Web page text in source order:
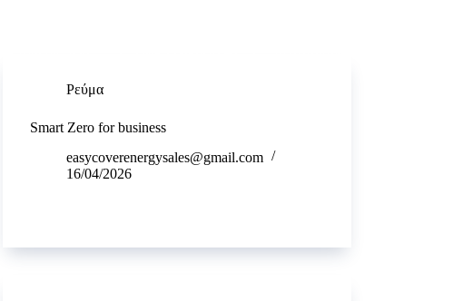
Ρεύμα
Smart Zero for business
easycoverenergysales@gmail.com
16/04/2026